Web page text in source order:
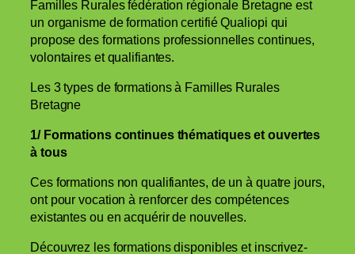
Familles Rurales fédération régionale Bretagne est
un organisme de formation certifié Qualiopi qui
propose des formations professionnelles continues,
volontaires et qualifiantes.
Les 3 types de formations à Familles Rurales
Bretagne
1/ Formations continues thématiques et ouvertes
à tous
Ces formations non qualifiantes, de un à quatre jours,
ont pour vocation à renforcer des compétences
existantes ou en acquérir de nouvelles.
Découvrez les formations disponibles et inscrivez-